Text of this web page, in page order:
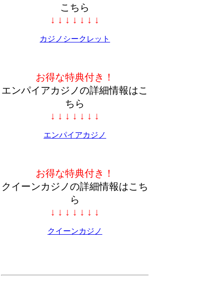
こちら
↓ ↓ ↓ ↓ ↓ ↓ ↓
カジノシークレット
お得な特典付き！
エンパイアカジノの詳細情報はこ
ちら
↓ ↓ ↓ ↓ ↓ ↓ ↓
エンパイアカジノ
お得な特典付き！
クイーンカジノの詳細情報はこち
ら
↓ ↓ ↓ ↓ ↓ ↓ ↓
クイーンカジノ